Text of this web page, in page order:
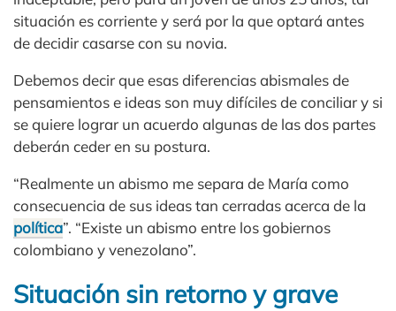
situación es corriente y será por la que optará antes
de decidir casarse con su novia.
Debemos decir que esas diferencias abismales de
pensamientos e ideas son muy difíciles de conciliar y si
se quiere lograr un acuerdo algunas de las dos partes
deberán ceder en su postura.
“Realmente un abismo me separa de María como
consecuencia de sus ideas tan cerradas acerca de la
política”. “Existe un abismo entre los gobiernos
colombiano y venezolano”.
Situación sin retorno y grave